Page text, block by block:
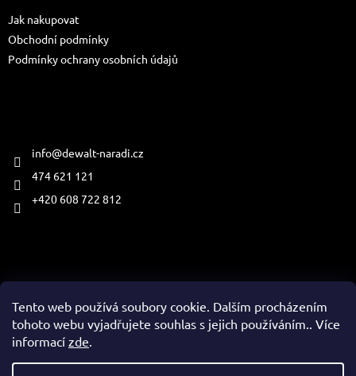
Tento web používá soubory cookie. Dalším procházením
tohoto webu vyjadřujete souhlas s jejich používáním.. Více
informací zde.
Jak nakupovat
Obchodní podmínky
Podmínky ochrany osobních údajů
info@dewalt-naradi.cz
474 621 121
+420 608 722 812